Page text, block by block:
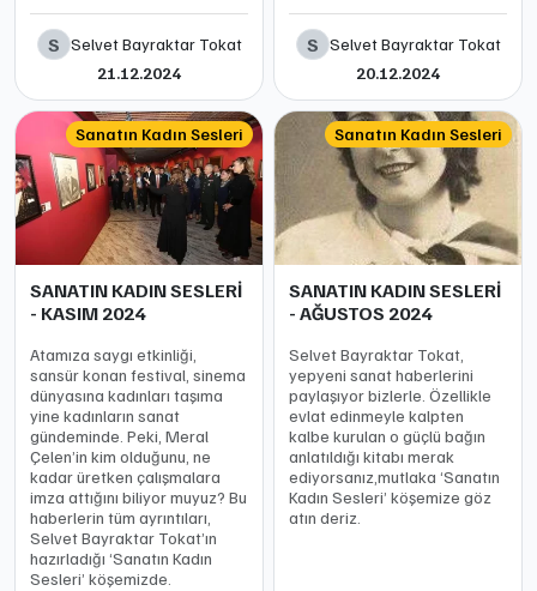
S Selvet Bayraktar Tokat
21.12.2024
S Selvet Bayraktar Tokat
20.12.2024
Sanatın Kadın Sesleri
SANATIN KADIN SESLERİ
- KASIM 2024
Atamıza saygı etkinliği,
sansür konan festival, sinema
dünyasına kadınları taşıma
yine kadınların sanat
gündeminde. Peki, Meral
Çelen’in kim olduğunu, ne
kadar üretken çalışmalara
imza attığını biliyor muyuz? Bu
haberlerin tüm ayrıntıları,
Selvet Bayraktar Tokat’ın
hazırladığı ‘Sanatın Kadın
Sesleri’ köşemizde.
Sanatın Kadın Sesleri
SANATIN KADIN SESLERİ
- AĞUSTOS 2024
Selvet Bayraktar Tokat,
yepyeni sanat haberlerini
paylaşıyor bizlerle. Özellikle
evlat edinmeyle kalpten
kalbe kurulan o güçlü bağın
anlatıldığı kitabı merak
ediyorsanız,mutlaka ‘Sanatın
Kadın Sesleri’ köşemize göz
atın deriz.